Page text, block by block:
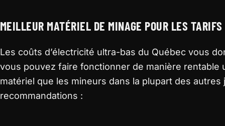
MEILLEUR MATÉRIEL DE MINAGE POUR LES
Les coûts d’électricité ultra-bas du Québec vous
vous pouvez faire fonctionner de manière rentable
matériel que les mineurs dans la plupart des autres
recommandations :